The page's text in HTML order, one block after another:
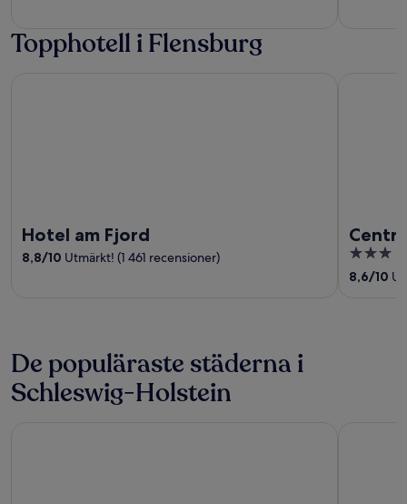
Topphotell i Flensburg
Hotel am Fjord
8,8/10 Utmärkt! (1 461 recensioner)
3
out
8,6/10
De populäraste städerna i
Schleswig-Holstein